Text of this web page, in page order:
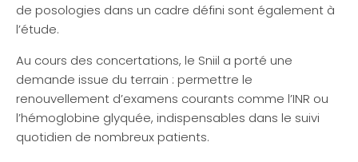
de posologies dans un cadre défini sont également à
l’étude.
Au cours des concertations, le Sniil a porté une
demande issue du terrain : permettre le
renouvellement d’examens courants comme l’INR ou
l’hémoglobine glyquée, indispensables dans le suivi
quotidien de nombreux patients.